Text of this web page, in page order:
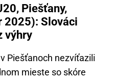
Piešťany,
2025): Slováci
výhry
Piešťanoch nezvíťazili
mieste so skóre